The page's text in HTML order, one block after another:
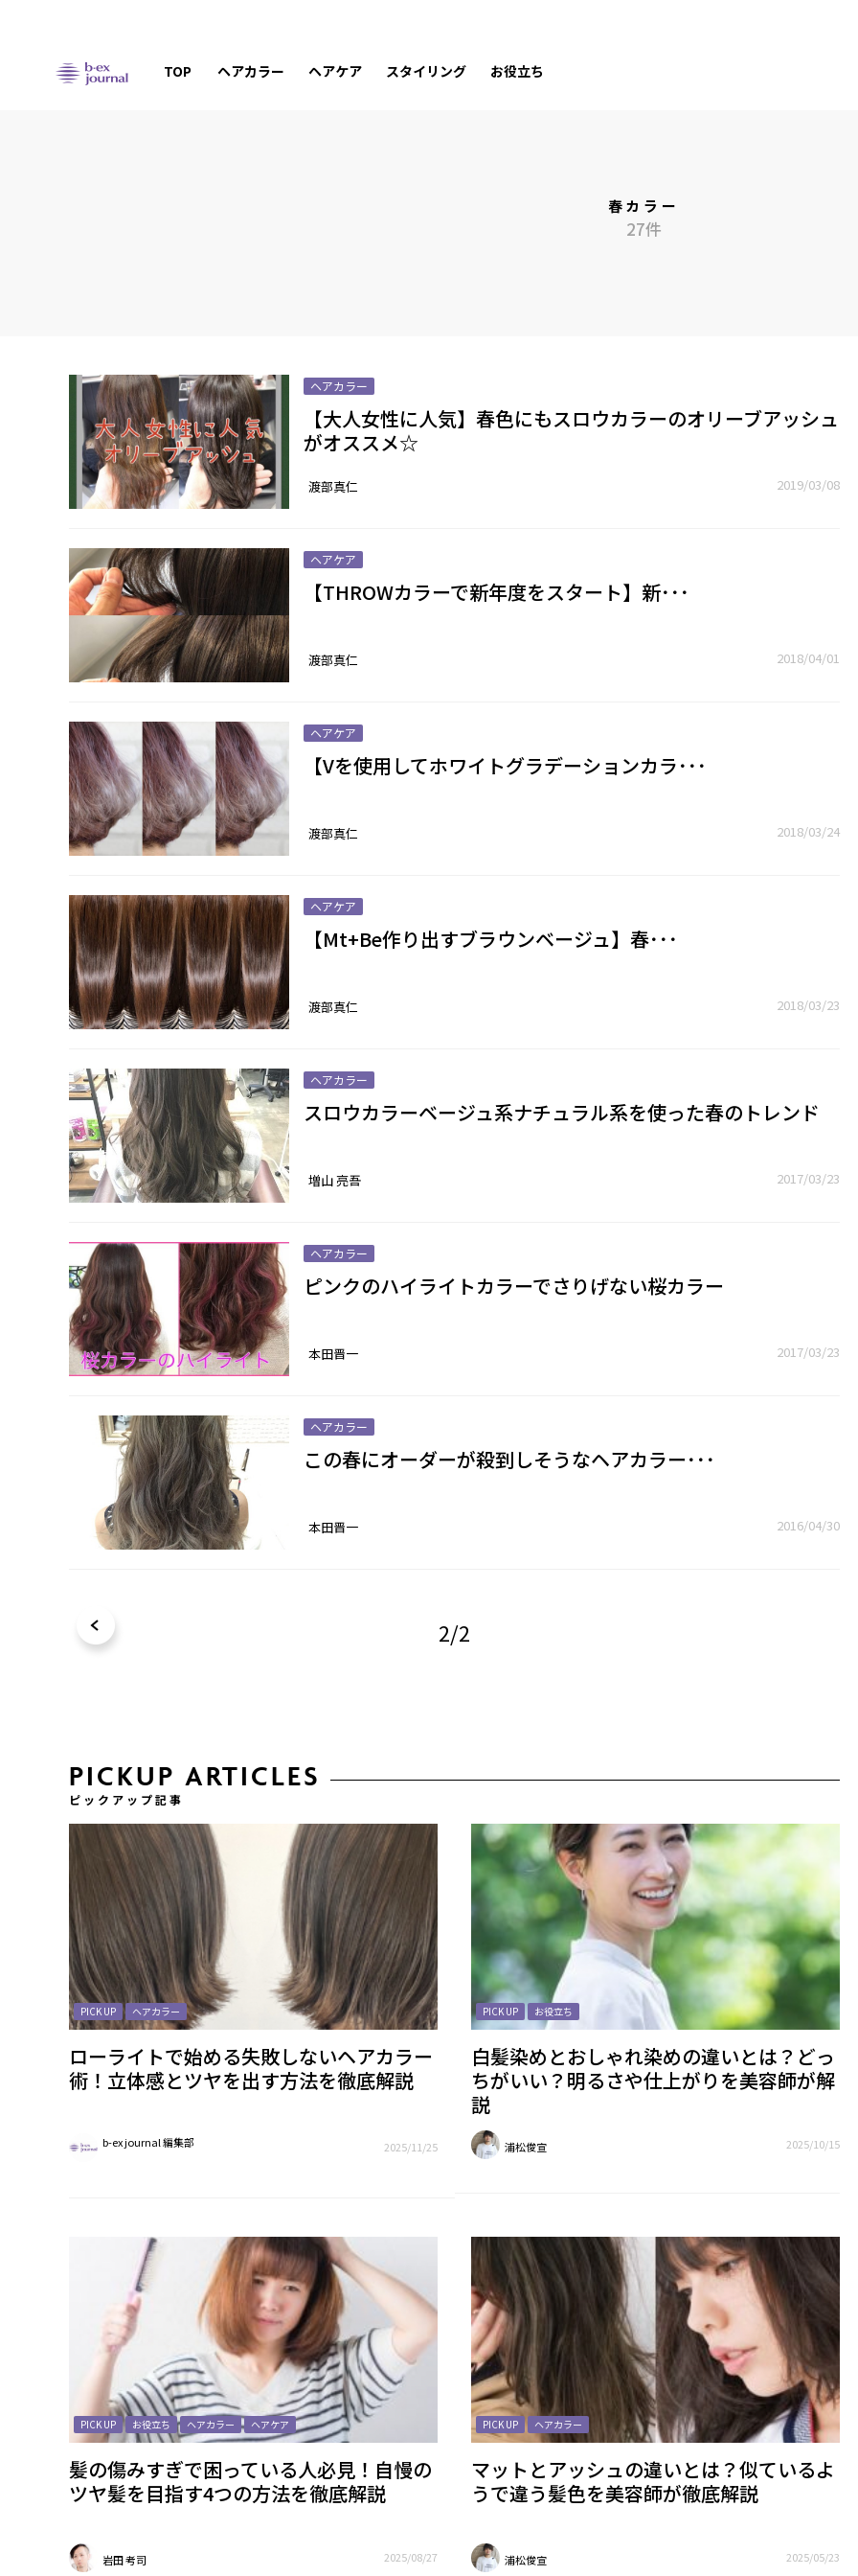
TOP ヘアカラー ヘアケア スタイリング お役立ち
春カラー
27件
ヘアカラー
【大人女性に人気】春色にもスロウカラーのオリーブアッシュ
がオススメ☆
渡部真仁 2019/03/08
ヘアケア
【THROWカラーで新年度をスタート】新･･･
渡部真仁 2018/04/01
ヘアケア
【Vを使用してホワイトグラデーションカラ･･･
渡部真仁 2018/03/24
ヘアケア
【Mt+Be作り出すブラウンベージュ】春･･･
渡部真仁 2018/03/23
ヘアカラー
スロウカラーベージュ系ナチュラル系を使った春のトレンド
増山 亮吾 2017/03/23
ヘアカラー
ピンクのハイライトカラーでさりげない桜カラー
本田晋一 2017/03/23
ヘアカラー
この春にオーダーが殺到しそうなヘアカラー･･･
本田晋一 2016/04/30
2/2
PICKUP ARTICLES
ピックアップ記事
PICK UP ヘアカラー
ローライトで始める失敗しないヘアカラー
術！立体感とツヤを出す方法を徹底解説
b-ex journal 編集部 2025/11/25
PICK UP お役立ち
白髪染めとおしゃれ染めの違いとは？どっ
ちがいい？明るさや仕上がりを美容師が解
説
浦松俊宣 2025/10/15
PICK UP お役立ち ヘアカラー ヘアケア
髪の傷みすぎで困っている人必見！自慢の
ツヤ髪を目指す4つの方法を徹底解説
岩田 考司 2025/08/27
PICK UP ヘアカラー
マットとアッシュの違いとは？似ているよ
うで違う髪色を美容師が徹底解説
浦松俊宣 2025/05/23